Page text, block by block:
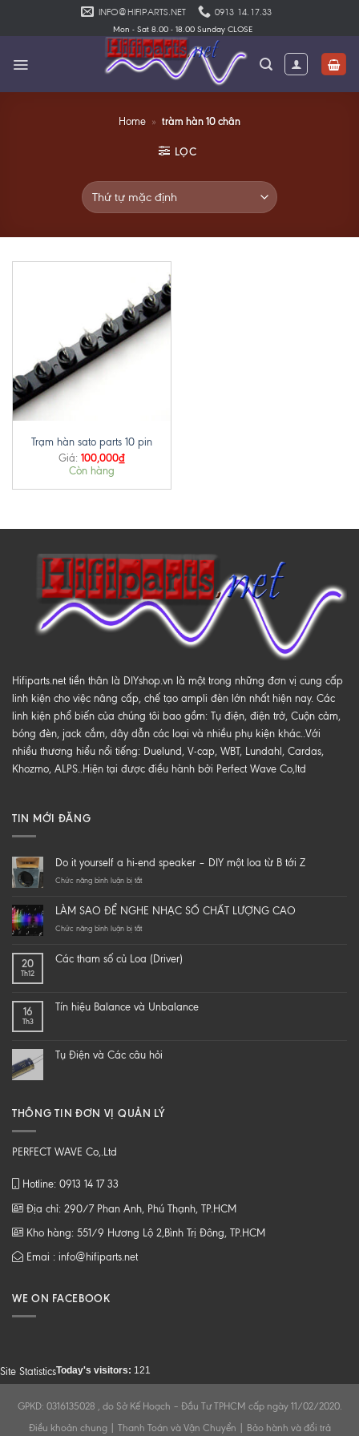
INFO@HIFIPARTS.NET 0913 14.17.33
Mon - Sat 8.00 - 18.00 Sunday CLOSE
Home » tràm hàn 10 chân
LỌC
Trạm hàn sato parts 10 pin
Giá: 100,000₫
Còn hàng
Hifiparts.net tiền thân là DIYshop.vn là một trong những đơn vị cung cấp
linh kiện cho việc nâng cấp, chế tạo ampli đèn lớn nhất hiện nay. Các
linh kiện phổ biến của chúng tôi bao gồm: Tụ điện, điện trở, Cuộn cảm,
bóng đèn, jack cắm, dây dẫn các loại và nhiều phụ kiện khác..Với
nhiều thương hiểu nổi tiếng: Duelund, V-cap, WBT, Lundahl, Cardas,
Khozmo, ALPS..Hiện tại được điều hành bởi Perfect Wave Co,ltd
TIN MỚI ĐĂNG
Do it yourself a hi-end speaker – DIY một loa từ B tới Z
Chức năng bình luận bị tắtở
yourself
a
speaker
loa
Z
LÀM SAO ĐỂ NGHE NHẠC SỐ CHẤT LƯỢNG CAO
Chức năng bình luận bị tắtở
ĐỂ
CHẤT
20
Th12
Các tham số củ Loa (Driver)
16
Th3
Tín hiệu Balance và Unbalance
Tụ Điện và Các câu hỏi
THÔNG TIN ĐƠN VỊ QUẢN LÝ
PERFECT WAVE Co,.Ltd
Hotline: 0913 14 17 33
Địa chỉ: 290/7 Phan Anh, Phú Thạnh, TP.HCM
Kho hàng: 551/9 Hương Lộ 2,Bình Trị Đông, TP.HCM
Emai : info@hifiparts.net
WE ON FACEBOOK
Site StatisticsToday's visitors: 121
GPKD: 0316135028 , do Sở Kế Hoạch – Đầu Tư TPHCM cấp ngày 11/02/2020.
Điều khoản chung| Thanh Toán và Vận Chuyển Bảo hành và đổi trả